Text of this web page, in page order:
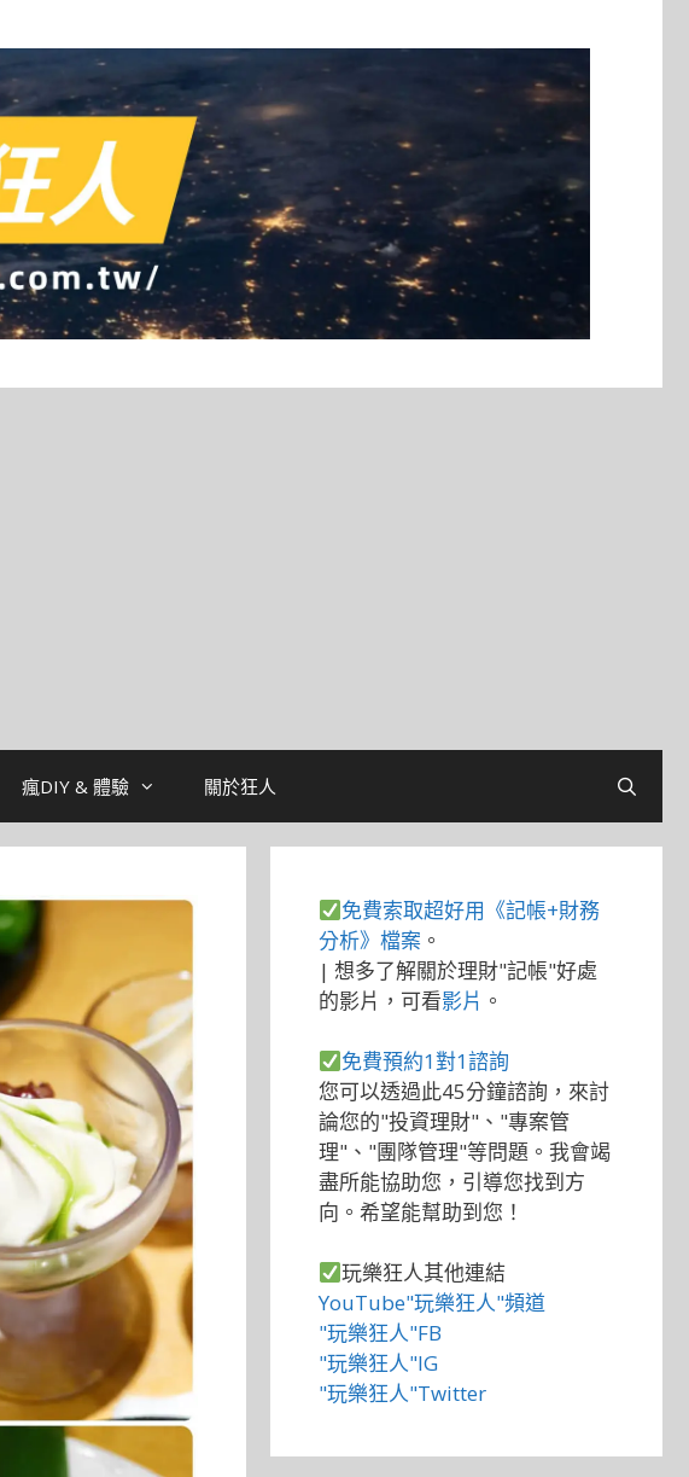
瘋DIY & 體驗 關於狂人
免費索取超好用《記帳+財務
分析》檔案 。
| 想多了解關於理財"記帳"好處
的影片，可看影片 。
免費預約1對1諮詢
您可以透過此45分鐘諮詢，來討
論您的"投資理財"、"專案管
理"、"團隊管理"等問題。我會竭
盡所能協助您，引導您找到方
向。希望能幫助到您！
玩樂狂人其他連結
YouTube"玩樂狂人"頻道
"玩樂狂人"FB
"玩樂狂人"IG
"玩樂狂人"Twitter